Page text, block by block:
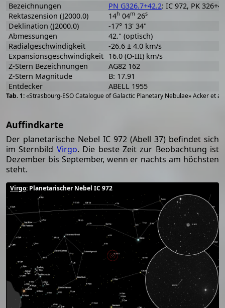
«Strasbourg-ESO Catalogue of Galactic Planetary Nebulae» Acker et
Bezeichnungen PN G326.7+42.2: IC 972, PK
Rektaszension (J2000.0)
14h 04m26s
Deklination (J2000.0)
-17° 13' 34"
Abmessungen
42." (optisch)
Radialgeschwindigkeit
-26.6 ± 4.0 km/s
Expansionsgeschwindigkeit 16.0 (O-III) km/s
Z-Stern Bezeichnungen
AG82 162
Z-Stern Magnitude
B: 17.91
Entdecker
ABELL 1955
Auffindkarte
Der planetarische Nebel IC 972 (Abell 37) befindet sich
im Sternbild Virgo. Die beste Zeit zur Beobachtung ist
Dezember bis September, wenn er nachts am höchsten
steht.
Virgo: Planetarischer Nebel IC 972